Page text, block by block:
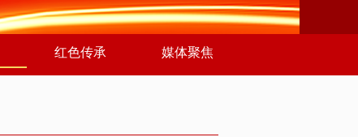
红色传承 媒体聚焦